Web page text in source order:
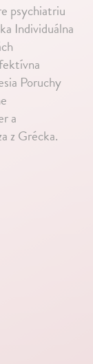
psychiatriu
Individuálna
Poruchy
a
z Grécka.